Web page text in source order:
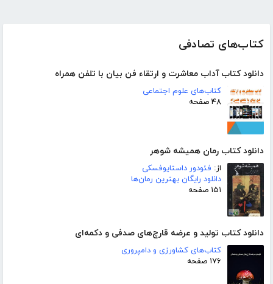
کتاب‌های تصادفی
دانلود کتاب آداب معاشرت و ارتقاء فن بیان با تلفن همراه
کتاب‌های علوم اجتماعی
۴۸ صفحه
دانلود کتاب رمان همیشه شوهر
از: فئودور داستایوفسکی
دانلود رایگان بهترین رمان‌ها
۱۵۱ صفحه
دانلود کتاب تولید و عرضه قارچ‌های صدفی و دکمه‌ای
کتاب‌های کشاورزی و دامپروری
۱۷۶ صفحه